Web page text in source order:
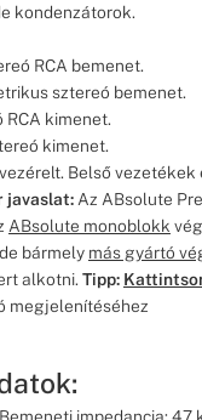
kondenzátorok.
RCA bemenet.
sztereó bemenet.
RCA kimenet.
kimenet.
Belső vezetékek
javaslat:Az ABsolute
ABsolute monoblokk
bármely más gyártó
alkotni. Tipp:
megjelenítéséhez
impedancia: 47